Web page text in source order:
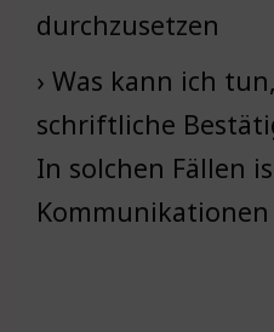
durchzusetzen
› Was kann ich
schriftliche
In solchen Fällen